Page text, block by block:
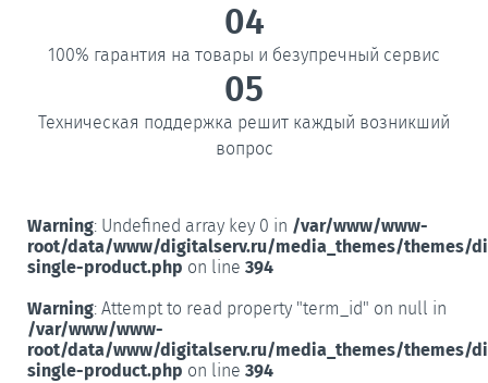
04
100% гарантия на товары и безупречный сервис
05
Техническая поддержка решит каждый возникший
вопрос
Warning: Undefined array key 0 in /var/www/www-
root/data/www/digitalserv.ru/media_themes/themes/
single-product.php on line 394
Warning: Attempt to read property "term_id" on null in
/var/www/www-
root/data/www/digitalserv.ru/media_themes/themes/
single-product.php on line 394